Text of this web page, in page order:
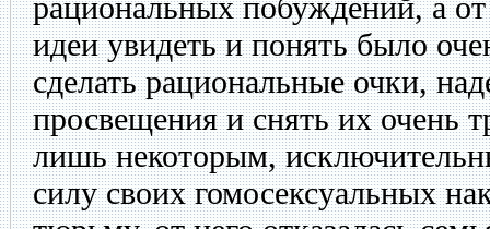
рациональных побуждений, а
идеи увидеть и понять было
сделать рациональные очки,
просвещения и снять их очень
лишь некоторым,
силу своих гомосексуальных